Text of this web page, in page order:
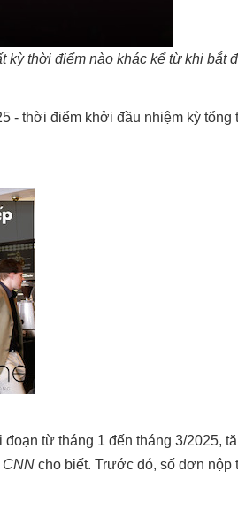
kỳ thời điểm nào khác kể từ khi bắt
- thời điểm khởi đầu nhiệm kỳ tổng
từ tháng 1 đến tháng 3/2025,
CNN cho biết. Trước đó, số đơn nộp